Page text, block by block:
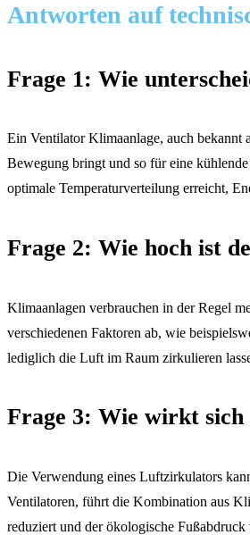
Antworten auf
Frage 1: Wie
Ein Ventilator Klimaanlage, auch
Bewegung bringt und so für eine
optimale Temperaturverteilung erreicht,
Frage 2: Wie hoch ist
Klimaanlagen verbrauchen in der Regel
verschiedenen Faktoren ab, wie
lediglich die Luft im Raum zirkulieren
Frage 3: Wie wirkt sich
Die Verwendung eines Luftzirkulators
Ventilatoren, führt die Kombination aus
reduziert und der ökologische Fußabdruck